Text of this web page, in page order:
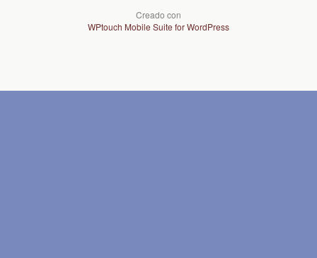
Creado con
WPtouch Mobile Suite for WordPress